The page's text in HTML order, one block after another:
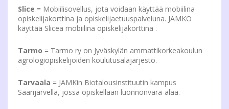
Slice = Mobiilisovellus, jota voidaan käyttää mobiilina
opiskelijakorttina ja opiskelijaetuuspalveluna. JAMKO
käyttää Slicea mobiilina opiskelijakorttina .
Tarmo = Tarmo ry on Jyväskylän ammattikorkeakoulun
agrologiopiskelijoiden koulutusalajärjestö.
Tarvaala = JAMKin Biotalousinstituutin kampus
Saarijärvellä, jossa opiskellaan luonnonvara-alaa.